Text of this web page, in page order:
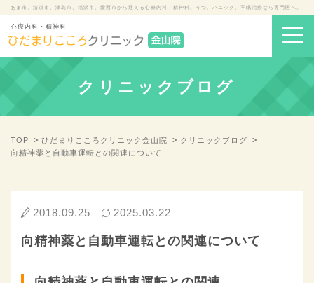
あま市、清須市、津島市、稲沢市、愛西市から通える心療内科・精神科。うつ、パニック、不眠治療なら専門医へ。
心療内科・精神科
クリニックブログ
TOP ひだまりこころクリニック金山院
クリニックブログ
向精神薬と自動車運転との関連について
2018.09.25 2025.03.22
向精神薬と自動車運転との関連について